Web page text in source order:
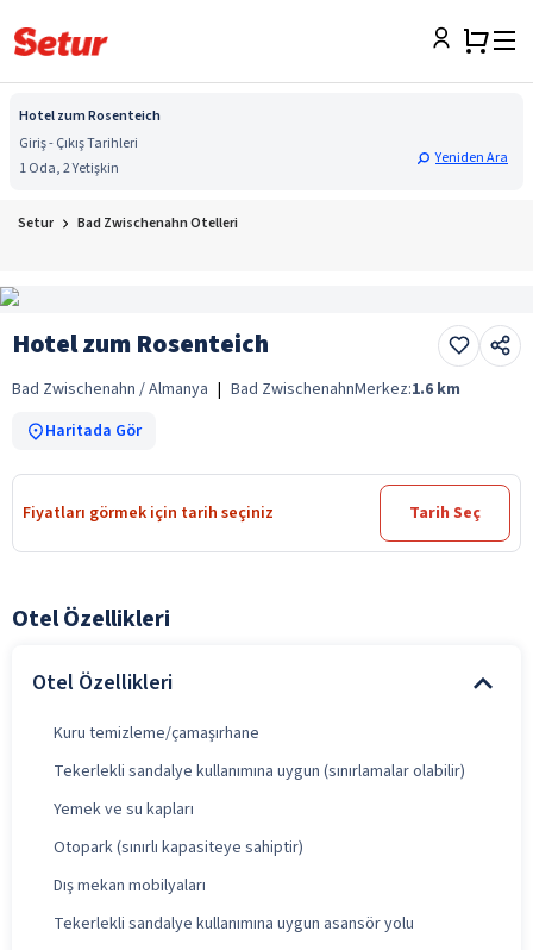
Hotel zum Rosenteich
Giriş - Çıkış Tarihleri
1 Oda, 2 Yetişkin
Yeniden Ara
Setur Bad Zwischenahn Otelleri
Hotel zum Rosenteich
Bad Zwischenahn / Almanya | Bad ZwischenahnMerkez:1.6 km
Haritada Gör
Fiyatları görmek için tarih seçiniz Tarih Seç
Otel Özellikleri
Otel Özellikleri
Kuru temizleme/çamaşırhane
Tekerlekli sandalye kullanımına uygun (sınırlamalar olabilir)
Yemek ve su kapları
Otopark (sınırlı kapasiteye sahiptir)
Dış mekan mobilyaları
Tekerlekli sandalye kullanımına uygun asansör yolu